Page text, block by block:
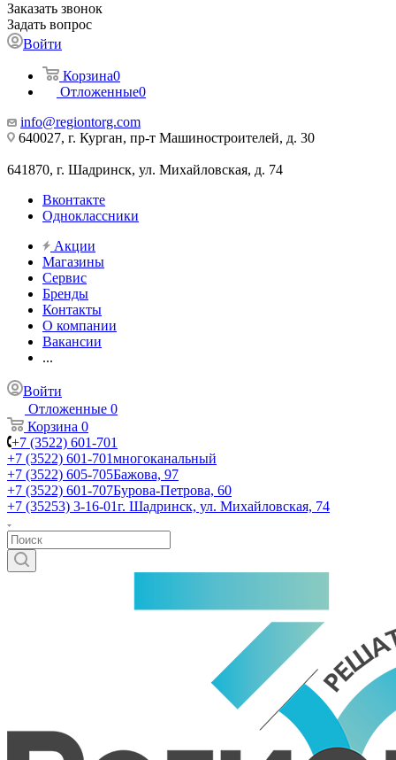
Заказать звонок
Задать вопрос
Войти
Корзина0
Отложенные0
info@regiontorg.com
640027, г. Курган, пр-т Машиностроителей, д. 30
641870, г. Шадринск, ул. Михайловская, д. 74
Вконтакте
Одноклассники
Акции
Магазины
Сервис
Бренды
Контакты
О компании
Вакансии
...
Войти
Отложенные 0
Корзина 0
+7 (3522) 601-701
+7 (3522) 601-701многоканальный
+7 (3522) 605-705Бажова, 97
+7 (3522) 601-707Бурова-Петрова, 60
+7 (35253) 3-16-01г. Шадринск, ул. Михайловская, 74